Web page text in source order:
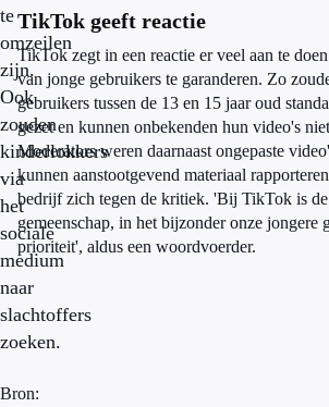
te
omzeilen
zijn.
Ook
zouden
kinderlokkers
via
het
sociale
medium
naar
slachtoffers
zoeken.
TikTok geeft reactie
TikTok zegt in een reactie er veel aan te
van jonge gebruikers te garanderen. Zo
gebruikers tussen de 13 en 15 jaar oud
gezet en kunnen onbekenden hun video's
Moderators weren daarnaast ongepaste
kunnen aanstootgevend materiaal
bedrijf zich tegen de kritiek. 'Bij TikTok is
gemeenschap, in het bijzonder onze jongere
prioriteit', aldus een woordvoerder.
Bron: